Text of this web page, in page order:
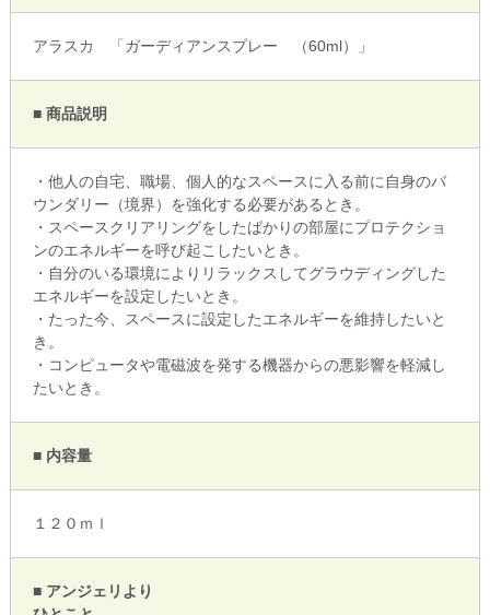
アラスカ 「ガーディアンスプレー （60ml）」
■ 商品説明
・他人の自宅、職場、個人的なスペースに入る前に自身のバ
ウンダリー（境界）を強化する必要があるとき。
・スペースクリアリングをしたばかりの部屋にプロテクショ
ンのエネルギーを呼び起こしたいとき。
・自分のいる環境によりリラックスしてグラウディングした
エネルギーを設定したいとき。
・たった今、スペースに設定したエネルギーを維持したいと
き。
・コンピュータや電磁波を発する機器からの悪影響を軽減し
たいとき。
■ 内容量
１２０ｍｌ
■ アンジェリより